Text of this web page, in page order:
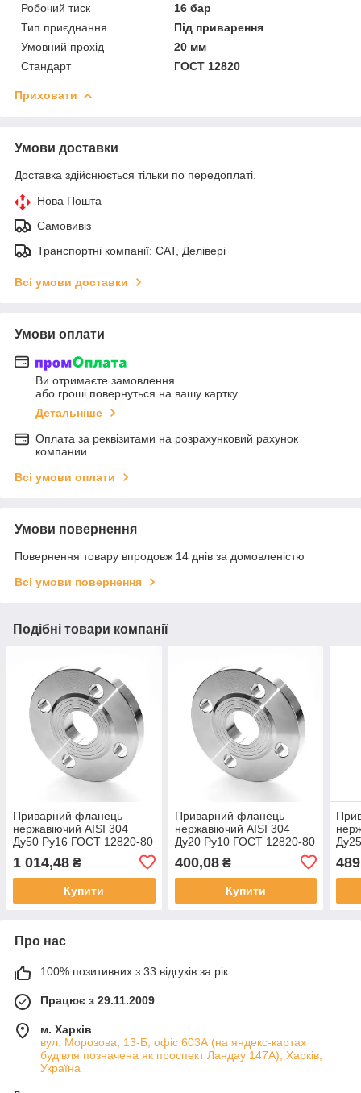
Робочий тиск
16 бар
Тип приєднання
Під приварення
Умовний прохід
20 мм
Стандарт
ГОСТ 12820
Приховати
Умови доставки
Доставка здійснюється тільки по передоплаті.
Нова Пошта
Самовивіз
Транспортні компанії: САТ, Делівері
Всі умови доставки
Умови оплати
Ви отримаєте замовлення
або гроші повернуться на вашу картку
Детальніше
Оплата за реквізитами на розрахунковий рахунок
компании
Всі умови оплати
Умови повернення
Повернення товару впродовж 14 днів за домовленістю
Всі умови повернення
Подібні товари компанії
Приварний фланець
нержавіючий AISI 304
Ду50 Ру16 ГОСТ 12820-80
1 014,48 ₴
Купити
Приварний фланець
нержавіючий AISI 304
Ду20 Ру10 ГОСТ 12820-80
400,08₴
Купити
Про нас
100% позитивних з 33 відгуків за рік
Працює з 29.11.2009
м. Харків
вул. Морозова, 13-Б, офіс 603А (на яндекс-картах
будівля позначена як проспект Ландау 147А), Харків,
Україна